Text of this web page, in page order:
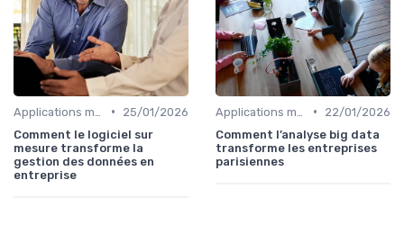
•
25/01/2026
Comment le logiciel sur
mesure transforme la
gestion des données en
entreprise
•
22/01/2026
Comment l’analyse big data
transforme les entreprises
parisiennes